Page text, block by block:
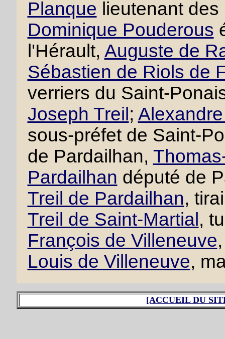
Planque lieutenant
Dominique Pouderous
l'Hérault, Auguste de
Sébastien de Riols de
verriers du Saint-
Joseph Treil ;
sous-préfet de Saint-
de Pardailhan,
Pardailhan député de
Treil de Pardailhan,
Treil de Saint-Martial ,
François de Villeneuve
Louis de Villeneuve,
[ACCUEIL DU